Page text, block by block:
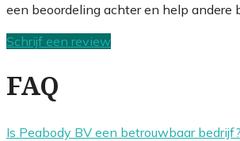
een beoordeling achter en help andere
Schrijf een review
FAQ
Is Peabody BV een betrouwbaar bedrijf?